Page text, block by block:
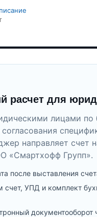
расчет для
лицами по
направляет счет
«Смартхофф Групп».
после выставления
счет, УПД и комплект
документооборот